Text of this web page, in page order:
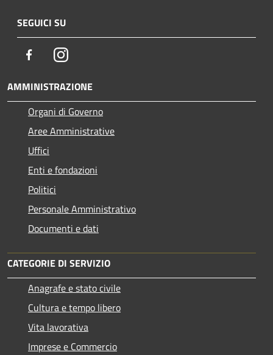
SEGUICI SU
FacebookInstagram
AMMINISTRAZIONE
Organi di Governo
Aree Amministrative
Uffici
Enti e fondazioni
Politici
Personale Amministrativo
Documenti e dati
CATEGORIE DI SERVIZIO
Anagrafe e stato civile
Cultura e tempo libero
Vita lavorativa
Imprese e Commercio